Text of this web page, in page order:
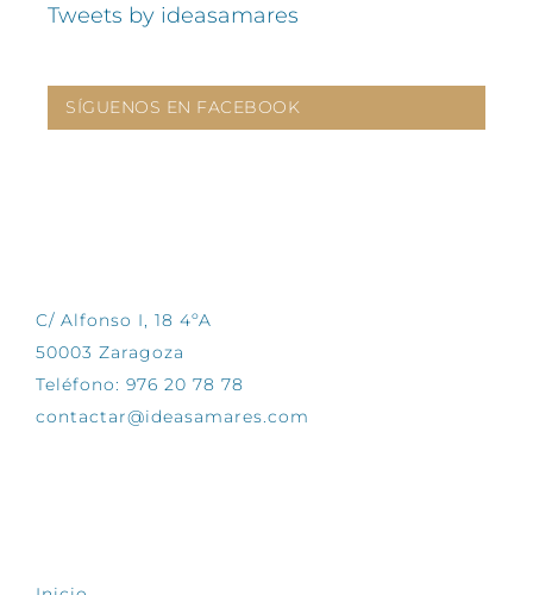
Tweets by ideasamares
SÍGUENOS EN FACEBOOK
C/ Alfonso I, 18 4ºA
50003 Zaragoza
Teléfono: 976 20 78 78
contactar@ideasamares.com